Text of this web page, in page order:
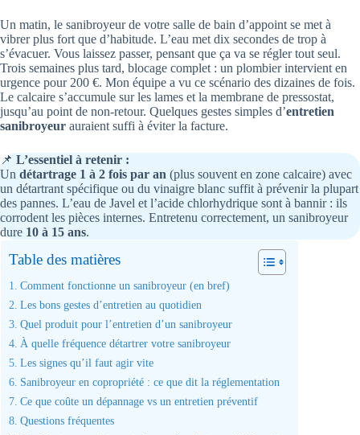
Un matin, le sanibroyeur de votre salle de bain d’appoint se met à
vibrer plus fort que d’habitude. L’eau met dix secondes de trop à
s’évacuer. Vous laissez passer, pensant que ça va se régler tout seul.
Trois semaines plus tard, blocage complet : un plombier intervient en
urgence pour 200 €. Mon équipe a vu ce scénario des dizaines de fois.
Le calcaire s’accumule sur les lames et la membrane de pressostat,
jusqu’au point de non-retour. Quelques gestes simples d’entretien
sanibroyeur auraient suffi à éviter la facture.
📌 L’essentiel à retenir :
Un détartrage 1 à 2 fois par an (plus souvent en zone calcaire) avec
un détartrant spécifique ou du vinaigre blanc suffit à prévenir la plupart
des pannes. L’eau de Javel et l’acide chlorhydrique sont à bannir : ils
corrodent les pièces internes. Entretenu correctement, un sanibroyeur
dure 10 à 15 ans.
Table des matières
Comment fonctionne un sanibroyeur (en bref)
Les bons gestes d’entretien au quotidien
Quel produit pour l’entretien d’un sanibroyeur
À quelle fréquence détartrer votre sanibroyeur
Les signes qu’il faut agir vite
Sanibroyeur en copropriété : ce que dit la réglementation
Ce que coûte un dépannage vs un entretien préventif
Questions fréquentes